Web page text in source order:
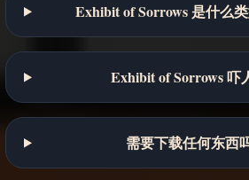
Exhibit of Sorrows 是什么
Exhibit of Sorrows 吓
需要下载任何东西